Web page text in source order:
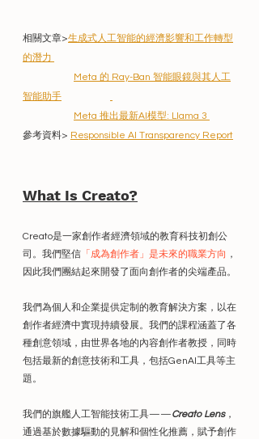
相關文章>生成式人工智能的經濟影響和工作轉型
的潛力
Meta 的 Ray-Ban 智能眼鏡與其人工
智能助手
Meta 推出最新AI模型: Llama 3
參考資料> Responsible AI Transparency Report
What Is Creato?
Creato是一家創作者經濟領域的教育科技初創公
司。我們堅信 「成為創作者」是未來的職業方向 ，
因此我們團結起來開發了面向創作者的尖端產品。
我們為個人和企業提供定制的教育解決方案，以在
創作者經濟中實現持續發展。我們的課程涵蓋了各
種創意領域，由世界各地的內容創作者教授，同時
包括最新的創意技術和工具，包括GenAI工具等主
題。
我們的旗艦人工智能技術工具——Creato Lens，
通過基於數據驅動的見解和個性化推薦，賦予創作